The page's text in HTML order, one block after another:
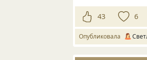
43 6
Опубликовала